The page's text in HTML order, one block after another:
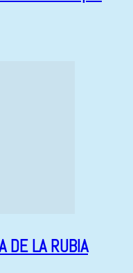
DE LA RUBIA